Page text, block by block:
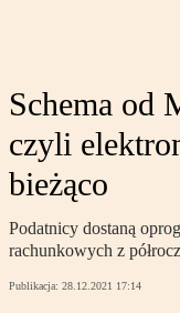
Schema od
czyli
bieżąco
Podatnicy dostaną
rachunkowych z
Publikacja: 28.12.2021 17:14